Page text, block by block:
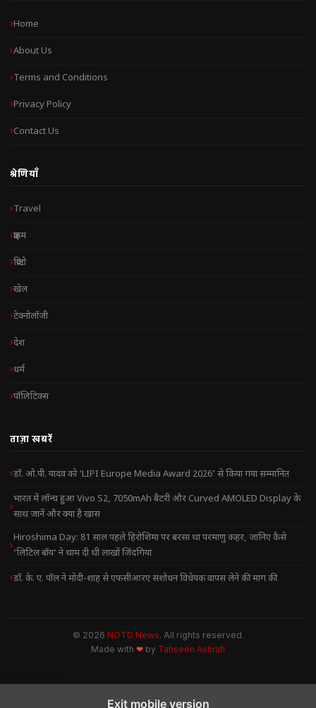
Home
About Us
Terms and Conditions
Privacy Policy
Contact Us
श्रेणियाँ
Travel
क्राइम
क्रिप्टो
खेल
टेक्नोलॉजी
देश
धर्म
पॉलिटिक्स
ताज़ा खबरें
डॉ. ओ.पी. यादव को ‘LIPI Europe Media Award 2026’ से किया गया सम्मानित
भारत में लॉन्च हुआ Vivo S2, 7050mAh बैटरी और Curved AMOLED Display के
साथ जानें और क्या है खास
Hiroshima Day: 81 साल पहले हिरोशिमा पर बरसा था परमाणु कहर, जानिए कैसे
‘लिटिल बॉय’ ने थाम दी थी लाखों जिंदगियां
डॉ. के. ए. पॉल ने मोदी-शाह से एफसीआरए संशोधन विधेयक वापस लेने की मांग की
© 2026 NOTD News. All rights reserved.
Made with ❤ by Tahseen Ashrafi
Exit mobile version